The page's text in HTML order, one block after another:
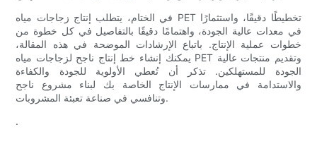
في الختام، يتطلب إنتاج زجاجات مياه PET تخطيطًا دقيقًا، واستثمارًا
في معدات عالية الجودة، واهتمامًا دقيقًا بالتفاصيل في كل خطوة من
خطوات عملية الإنتاج. باتباع الإرشادات الموضحة في هذه المقالة،
يمكنك إنشاء خط إنتاج ناجح لزجاجات مياه PET وتقديم منتجات عالية
الجودة للمستهلكين. تذكر أن تُعطي الأولوية للجودة والكفاءة
والاستدامة في ممارسات الإنتاج الخاصة بك لبناء مشروع ناجح
وتنافسي في صناعة تعبئة المشروبات.
.